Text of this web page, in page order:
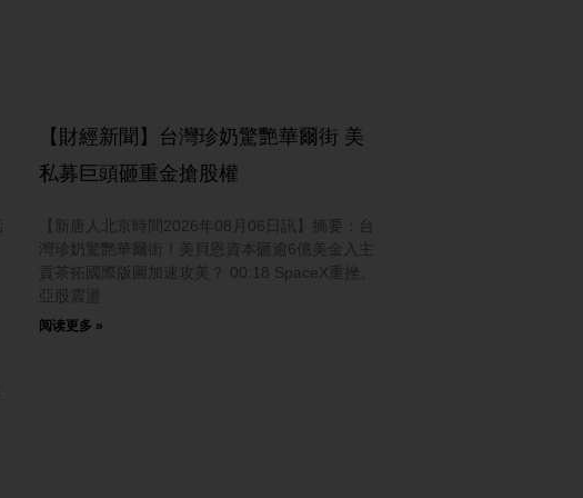
【財經新聞】台灣珍奶驚艷華爾街 美
私募巨頭砸重金搶股權
【新唐人北京時間2026年08月06日訊】摘要：台
灣珍奶驚艷華爾街！美貝恩資本砸逾6億美金入主
貢茶拓國際版圖加速攻美？ 00:18 SpaceX重挫、
亞股震盪
阅读更多 »